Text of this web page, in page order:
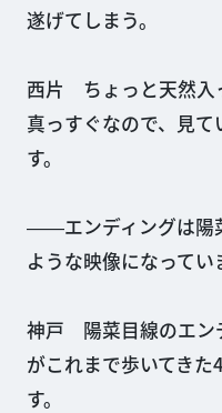
遂げてしまう。
西片 ちょっと天然入
真っすぐなので、見
す。
――エンディングは陽
ような映像になってい
神戸 陽菜目線のエン
がこれまで歩いてき
す。